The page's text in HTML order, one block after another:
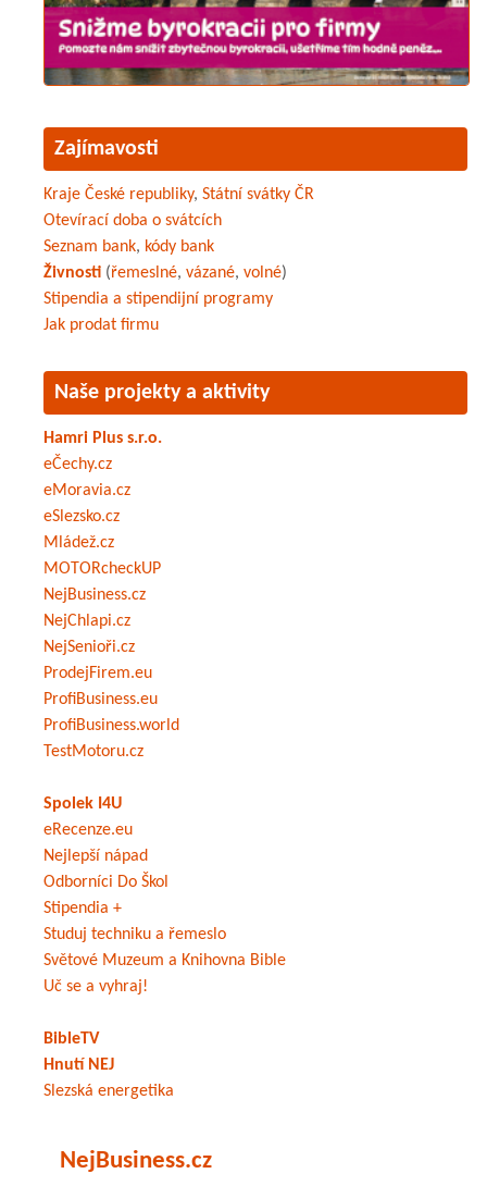
Zajímavosti
Kraje České republiky, Státní svátky ČR
Otevírací doba o svátcích
Seznam bank, kódy bank
Živnosti (řemeslné, vázané, volné)
Stipendia a stipendijní programy
Jak prodat firmu
Naše projekty a aktivity
Hamri Plus s.r.o.
eČechy.cz
eMoravia.cz
eSlezsko.cz
Mládež.cz
MOTORcheckUP
NejBusiness.cz
NejChlapi.cz
NejSenioři.cz
ProdejFirem.eu
ProfiBusiness.eu
ProfiBusiness.world
TestMotoru.cz
Spolek I4U
eRecenze.eu
Nejlepší nápad
Odborníci Do Škol
Stipendia +
Studuj techniku a řemeslo
Světové Muzeum a Knihovna Bible
Uč se a vyhraj!
BibleTV
Hnutí NEJ
Slezská energetika
NejBusiness.cz